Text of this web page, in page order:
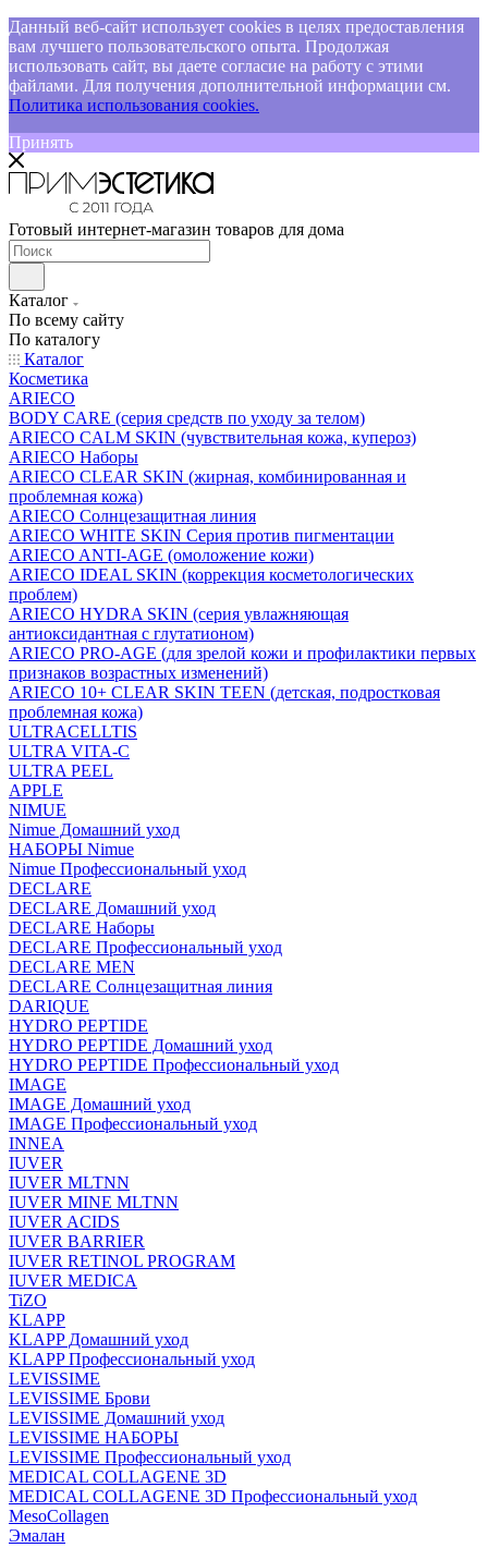
Данный веб-сайт использует cookies в целях предоставления
вам лучшего пользовательского опыта. Продолжая
использовать сайт, вы даете согласие на работу с этими
файлами. Для получения дополнительной информации см.
Политика использования cookies.
Принять
Готовый интернет-магазин товаров для дома
Каталог
По всему сайту
По каталогу
Каталог
Косметика
ARIECO
BODY CARE (серия средств по уходу за телом)
ARIECO CALM SKIN (чувствительная кожа, купероз)
ARIECO Наборы
ARIECO CLEAR SKIN (жирная, комбинированная и
проблемная кожа)
ARIECO Солнцезащитная линия
ARIECO WHITE SKIN Серия против пигментации
ARIECO ANTI-AGE (омоложение кожи)
ARIECO IDEAL SKIN (коррекция косметологических
проблем)
ARIECO HYDRA SKIN (серия увлажняющая
антиоксидантная с глутатионом)
ARIECO PRO-AGE (для зрелой кожи и профилактики первых
признаков возрастных изменений)
ARIECO 10+ CLEAR SKIN TEEN (детская, подростковая
проблемная кожа)
ULTRACELLTIS
ULTRA VITA-C
ULTRA PEEL
APPLE
NIMUE
Nimue Домашний уход
НАБОРЫ Nimue
Nimue Профессиональный уход
DECLARE
DECLARE Домашний уход
DECLARE Наборы
DECLARE Профессиональный уход
DECLARE MEN
DECLARE Солнцезащитная линия
DARIQUE
HYDRO PEPTIDE
HYDRO PEPTIDE Домашний уход
HYDRO PEPTIDE Профессиональный уход
IMAGE
IMAGE Домашний уход
IMAGE Профессиональный уход
INNEA
IUVER
IUVER MLTNN
IUVER MINE MLTNN
IUVER ACIDS
IUVER BARRIER
IUVER RETINOL PROGRAM
IUVER MEDICA
TiZO
KLAPP
KLAPP Домашний уход
KLAPP Профессиональный уход
LEVISSIME
LEVISSIME Брови
LEVISSIME Домашний уход
LEVISSIME НАБОРЫ
LEVISSIME Профессиональный уход
MEDICAL COLLAGENE 3D
MEDICAL COLLAGENE 3D Профессиональный уход
MesoCollagen
Эмалан